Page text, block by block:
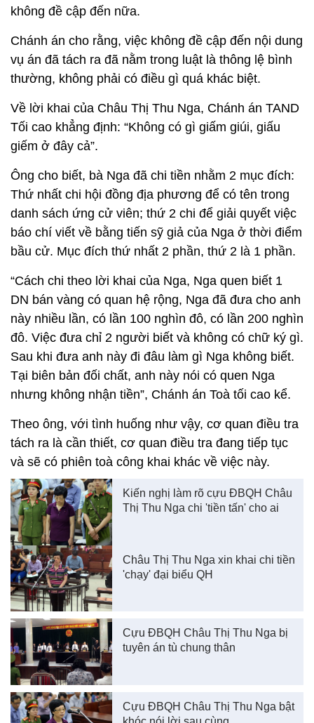
không đề cập đến nữa.
Chánh án cho rằng, việc không đề cập đến nội dung
vụ án đã tách ra đã nằm trong luật là thông lệ bình
thường, không phải có điều gì quá khác biệt.
Về lời khai của Châu Thị Thu Nga, Chánh án TAND
Tối cao khẳng định: “Không có gì giấm giúi, giấu
giếm ở đây cả”.
Ông cho biết, bà Nga đã chi tiền nhằm 2 mục đích:
Thứ nhất chi hội đồng địa phương để có tên trong
danh sách ứng cử viên; thứ 2 chi để giải quyết việc
báo chí viết về bằng tiến sỹ giả của Nga ở thời điểm
bầu cử. Mục đích thứ nhất 2 phần, thứ 2 là 1 phần.
“Cách chi theo lời khai của Nga, Nga quen biết 1
DN bán vàng có quan hệ rộng, Nga đã đưa cho anh
này nhiều lần, có lần 100 nghìn đô, có lần 200 nghìn
đô. Việc đưa chỉ 2 người biết và không có chữ ký gì.
Sau khi đưa anh này đi đâu làm gì Nga không biết.
Tại biên bản đối chất, anh này nói có quen Nga
nhưng không nhận tiền”, Chánh án Toà tối cao kể.
Theo ông, với tình huống như vậy, cơ quan điều tra
tách ra là cần thiết, cơ quan điều tra đang tiếp tục
và sẽ có phiên toà công khai khác về việc này.
Kiến nghị làm rõ cựu ĐBQH Châu
Thị Thu Nga chi 'tiền tấn' cho ai
Châu Thị Thu Nga xin khai chi tiền
'chạy' đại biểu QH
Cựu ĐBQH Châu Thị Thu Nga bị
tuyên án tù chung thân
Cựu ĐBQH Châu Thị Thu Nga bật